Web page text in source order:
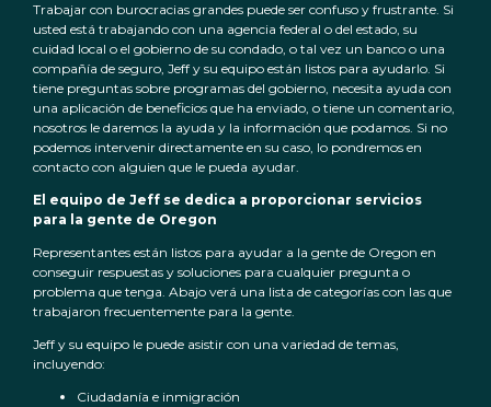
Trabajar con burocracias grandes puede ser confuso y frustrante. Si
usted está trabajando con una agencia federal o del estado, su
cuidad local o el gobierno de su condado, o tal vez un banco o una
compañía de seguro, Jeff y su equipo están listos para ayudarlo. Si
tiene preguntas sobre programas del gobierno, necesita ayuda con
una aplicación de beneficios que ha enviado, o tiene un comentario,
nosotros le daremos la ayuda y la información que podamos. Si no
podemos intervenir directamente en su caso, lo pondremos en
contacto con alguien que le pueda ayudar.
El equipo de Jeff se dedica a proporcionar servicios
para la gente de Oregon
Representantes están listos para ayudar a la gente de Oregon en
conseguir respuestas y soluciones para cualquier pregunta o
problema que tenga. Abajo verá una lista de categorías con las que
trabajaron frecuentemente para la gente.
Jeff y su equipo le puede asistir con una variedad de temas,
incluyendo:
Ciudadanía e inmigración